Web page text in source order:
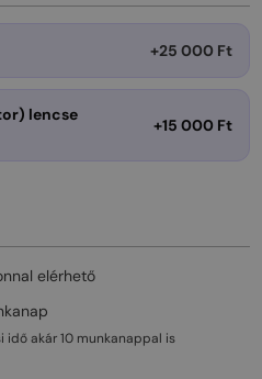
+25 000 Ft
lencse
+15 000 Ft
elérhető
idő akár10 munkanappal is